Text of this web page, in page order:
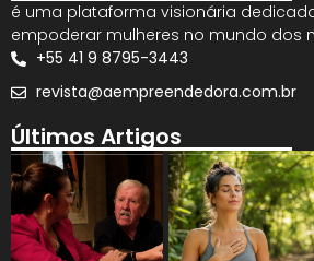
é uma plataforma visionária
empoderar mulheres no mundo dos
+55 41 9 8795-3443
revista@aempreendedora.com.br
Últimos Artigos